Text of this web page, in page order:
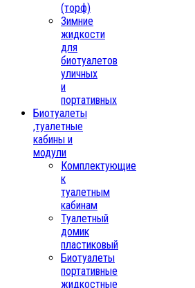
(торф)
Зимние
жидкости
для
биотуалетов
уличных
и
портативных
Биотуалеты
,туалетные
кабины и
модули
Комплектующие
к
туалетным
кабинам
Туалетный
домик
пластиковый
Биотуалеты
портативные
жидкостные